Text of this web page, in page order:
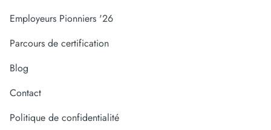
Employeurs Pionniers '26
Parcours de certification
Blog
Contact
Politique de confidentialité